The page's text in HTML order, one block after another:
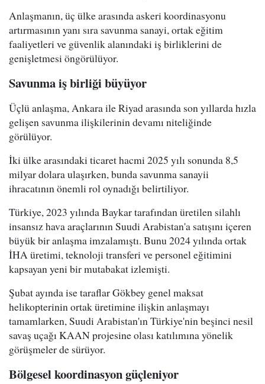
Anlaşmanın, üç ülke arasında askeri koordinasyonu
artırmasının yanı sıra savunma sanayi, ortak eğitim
faaliyetleri ve güvenlik alanındaki iş birliklerini de
genişletmesi öngörülüyor.
Savunma iş birliği büyüyor
Üçlü anlaşma, Ankara ile Riyad arasında son yıllarda hızla
gelişen savunma ilişkilerinin devamı niteliğinde
görülüyor.
İki ülke arasındaki ticaret hacmi 2025 yılı sonunda 8,5
milyar dolara ulaşırken, bunda savunma sanayii
ihracatının önemli rol oynadığı belirtiliyor.
Türkiye, 2023 yılında Baykar tarafından üretilen silahlı
insansız hava araçlarının Suudi Arabistan'a satışını içeren
büyük bir anlaşma imzalamıştı. Bunu 2024 yılında ortak
İHA üretimi, teknoloji transferi ve personel eğitimini
kapsayan yeni bir mutabakat izlemişti.
Şubat ayında ise taraflar Gökbey genel maksat
helikopterinin ortak üretimine ilişkin anlaşmayı
tamamlarken, Suudi Arabistan'ın Türkiye'nin beşinci nesil
savaş uçağı KAAN projesine olası katılımına yönelik
görüşmeler de sürüyor.
Bölgesel koordinasyon güçleniyor